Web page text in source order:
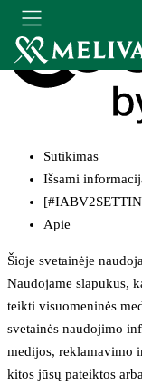
Sutikimas
Išsami
Apie
Šioje svetainėje
Naudojame slapukus,
teikti visuomeninės
svetainės naudojimo
medijos, reklamavimo
kitos jūsų pateiktos